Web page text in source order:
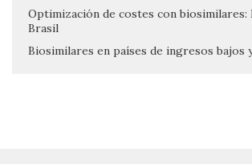
Optimización de costes con biosimilares:
Brasil
Biosimilares en países de ingresos bajos